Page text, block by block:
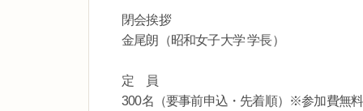
閉会挨拶
金尾朗（昭和女子大学 学長）
定 員
300名（要事前申込・先着順）※参加費無料